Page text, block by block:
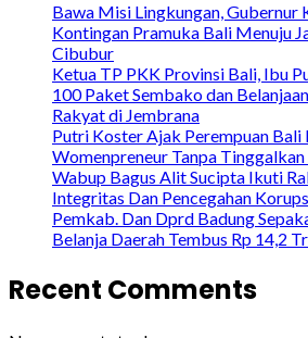
Bawa Misi Lingkungan, Gubernur
Kontingan Pramuka Bali Menuju
Cibubur
Ketua TP PKK Provinsi Bali, Ibu
100 Paket Sembako dan
Rakyat di Jembrana
Putri Koster Ajak Perempuan Bali
Womenpreneur Tanpa
Wabup Bagus Alit Sucipta Ikuti
Integritas Dan Pencegahan
Pemkab. Dan Dprd Badung
Belanja Daerah Tembus Rp 14,2
Recent Comments